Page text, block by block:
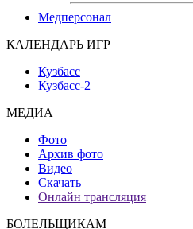
Медперсонал
КАЛЕНДАРЬ ИГР
Кузбасс
Кузбасс-2
МЕДИА
Фото
Архив фото
Видео
Скачать
Онлайн трансляция
БОЛЕЛЬЩИКАМ